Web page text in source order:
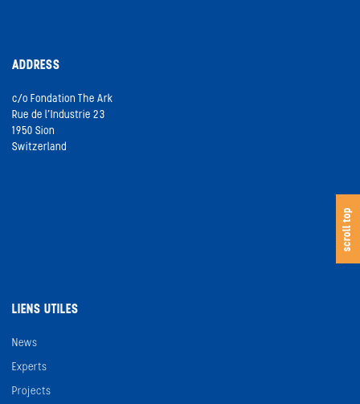
ADDRESS
c/o Fondation The Ark
Rue de l’Industrie 23
1950 Sion
Switzerland
LIENS UTILES
News
Experts
Projects
scroll tops
c
o
l
l
t
o